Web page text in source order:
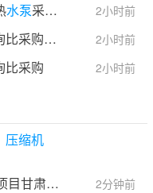
水泵采购（特别紧急） 2小时前
询比采购公告 2小时前
比采购 2小时前
压缩机
中国电建山东电建公司金川30万千瓦风电项目工程项目甘肃腾格里新能源基地金川区30万千瓦风电项目工程二标段PC总承包项目 2分钟前